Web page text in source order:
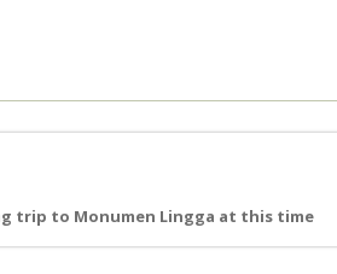
trip to Monumen Lingga at this time